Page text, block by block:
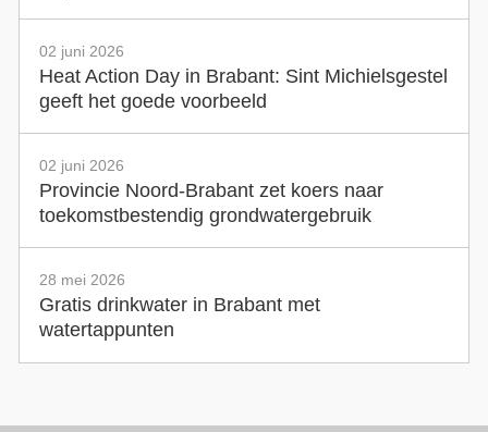
02 juni 2026
Heat Action Day in Brabant: Sint Michielsgestel
geeft het goede voorbeeld
02 juni 2026
Provincie Noord-Brabant zet koers naar
toekomstbestendig grondwatergebruik
28 mei 2026
Gratis drinkwater in Brabant met
watertappunten